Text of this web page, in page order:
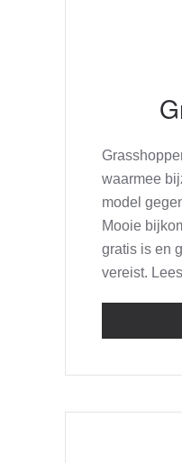
waarmee
model
Mooie
gratis is en
vereist.